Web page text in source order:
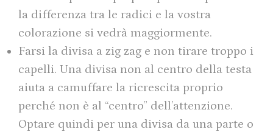
la differenza tra le radici e la vostra
colorazione si vedrà maggiormente.
Farsi la divisa a zig zag e non tirare troppo i
capelli. Una divisa non al centro della testa
aiuta a camuffare la ricrescita proprio
perché non è al “centro” dell’attenzione.
Optare quindi per una divisa da una parte o